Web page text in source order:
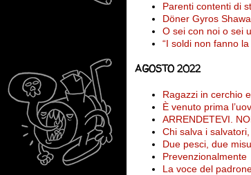
Parenti contenti di
Döner Gyros
O sei con noi o sei
“I soldi non fanno
AGOSTO 2022
Ragazzi in cerchio
È venuto prima
ARRENDETEVI.
Chi salva i
Due pesci, due
Prevenzionalmente
La voce del